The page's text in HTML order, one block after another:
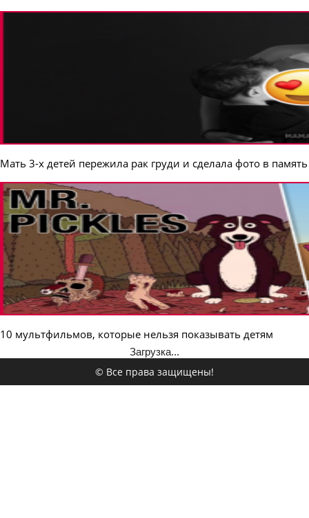
Мать 3-х детей пережила рак груди и сделала фото в
10 мультфильмов, которые нельзя показывать детям
Загрузка...
© Все права защищены!